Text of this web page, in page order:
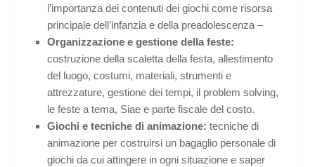
l’importanza dei contenuti dei giochi come risorsa
principale dell’infanzia e della preadolescenza –
Organizzazione e gestione della feste:
costruzione della scaletta della festa, allestimento
del luogo, costumi, materiali, strumenti e
attrezzature, gestione dei tempi, il problem solving,
le feste a tema, Siae e parte fiscale del costo.
Giochi e tecniche di animazione: tecniche di
animazione per costruirsi un bagaglio personale di
giochi da cui attingere in ogni situazione e saper